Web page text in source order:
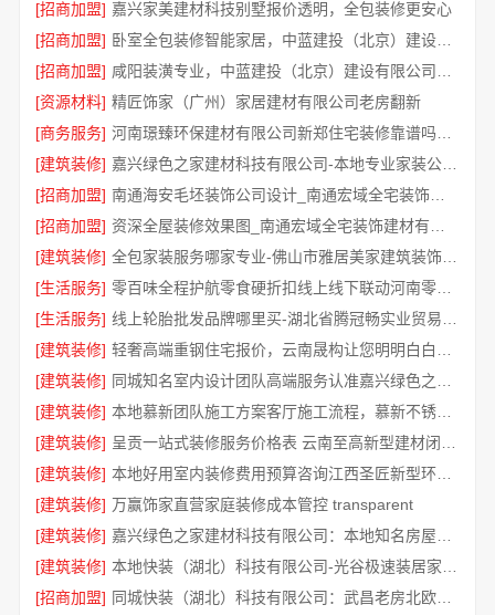
[招商加盟] 嘉兴家美建材科技别墅报价透明，全包装修更安心
[招商加盟]
卧室全包装修智能家居，中蓝建投（北京）建设有限公司武功分公司贴心服务
[招商加盟]
[资源材料] 精匠饰家（广州）家居建材有限公司老房翻新
[商务服务]
[建筑装修]
嘉兴绿色之家建材科技有限公司-本地专业家装公司高端
[招商加盟]
南通海安毛坯装饰公司设计_南通宏域全宅装饰建材有限公司
[招商加盟]
[建筑装修]
全包家装服务哪家专业-佛山市雅居美家建筑装饰工程有限公司
[生活服务]
零百味全程护航零食硬折扣线上线下联动河南零百味供应链有限公司
[生活服务]
[建筑装修]
[建筑装修]
[建筑装修]
本地慕新团队施工方案客厅施工流程，慕新不锈钢拎包入住
[建筑装修]
[建筑装修]
本地好用室内装修费用预算咨询江西圣匠新型环保材料有限公司
[建筑装修] 万赢饰家直营家庭装修成本管控 transparent
[建筑装修]
[建筑装修]
[招商加盟]
同城快装（湖北）科技有限公司：武昌老房北欧风靠谱装修